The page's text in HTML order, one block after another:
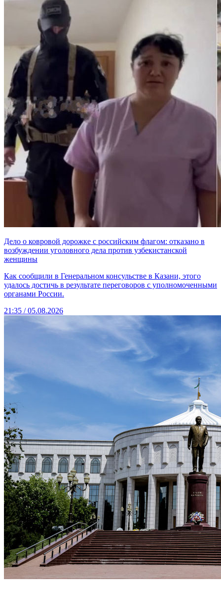
Дело о ковровой дорожке с российским флагом: отказано в
возбуждении уголовного дела против узбекистанской
женщины
Как сообщили в Генеральном консульстве в Казани, этого
удалось достичь в результате переговоров с уполномоченными
органами России.
21:35 / 05.08.2026